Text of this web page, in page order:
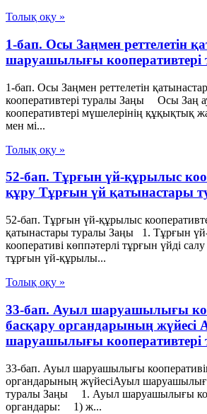
Толық оқу »
1-бап. Осы Заңмен реттелетін
шаруашылығы кооперативтері
1-бап. Осы Заңмен реттелетін
кооперативтері туралы Заңы Осы Заң
кооперативтері мүшелерінің құқықтық
мен мі...
Толық оқу »
52-бап. Тұрғын үй-құрылыс
құру Тұрғын үй қатынастары
52-бап. Тұрғын үй-құрылыс
қатынастары туралы Заңы 1. Тұрғын
кооперативі көппәтерлі тұрғын үйді
тұрғын үй-құрылы...
Толық оқу »
33-бап. Ауыл шаруашылығы
басқару органдарының жүйесі
шаруашылығы кооперативтері
33-бап. Ауыл шаруашылығы
органдарының жүйесіАуыл
туралы Заңы 1. Ауыл шаруашылығы
органдары: 1) ж...